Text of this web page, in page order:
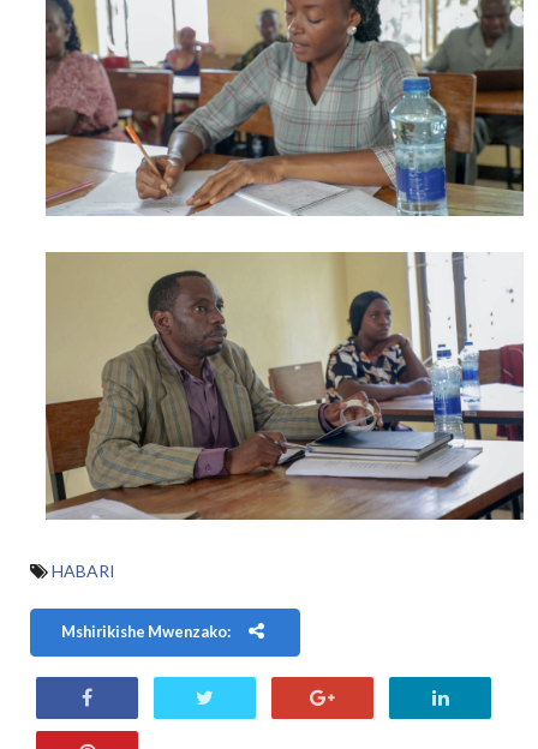
HABARI
Mshirikishe Mwenzako: